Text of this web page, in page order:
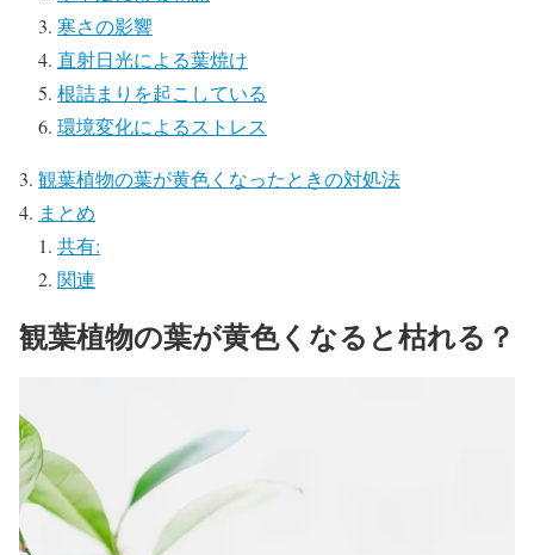
寒さの影響
直射日光による葉焼け
根詰まりを起こしている
環境変化によるストレス
観葉植物の葉が黄色くなったときの対処法
まとめ
共有:
関連
観葉植物の葉が黄色くなると枯れる？